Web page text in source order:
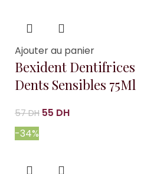
Ajouter au panier
Bexident Dentifrices
Dents Sensibles 75Ml
57DH 55 DH
-34%